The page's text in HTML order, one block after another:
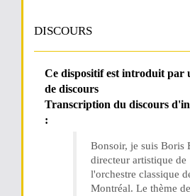
DISCOURS
Ce dispositif est introduit par
de discours
Transcription du discours
:
Bonsoir, je suis Boris
directeur artistique de
l'orchestre classique
Montréal. Le thème